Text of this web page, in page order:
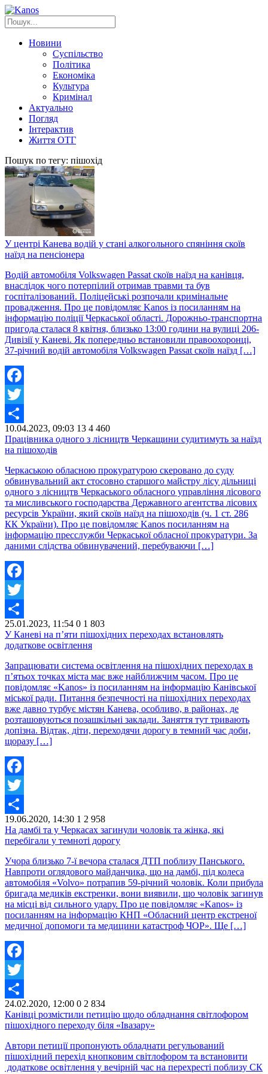
Новини
Суспільство
Політика
Економіка
Культура
Кримінал
Актуально
Погляд
Інтерактив
Життя ОТГ
Пошук по тегу: пішохід
У центрі Канева водій у стані алкогольного спяніння скоїв
наїзд на пенсіонера
Водій автомобіля Volkswagen Passat скоїв наїзд на канівця,
внаслідок чого потерпілий отримав травми та був
госпіталізований. Поліцейські розпочали кримінальне
провадження. Про це повідомляє Kanos із посиланням на
інформацію поліції Черкаської області. Дорожньо-транспортна
пригода сталася 8 квітня, близько 13:00 години на вулиці 206-
Дивізії у Каневі. Як попередньо встановили правоохоронці,
37-річний водій автомобіля Volkswagen Passat скоїв наїзд […]
Facebook
Twitter
Share
10.04.2023, 09:03 13 4 460
Працівника одного з лісництв Черкащини судитимуть за наїзд
на пішоходів
Черкаською обласною прокуратурою скеровано до суду
обвинувальний акт стосовно старшого майстру лісу дільниці
одного з лісництв Черкаського обласного управління лісового
та мисливського господарства Державного агентства лісових
ресурсів України, який скоїв наїзд на пішоходів (ч. 1 ст. 286
КК України). Про це повідомляє Kanos посиланням на
інформацію пресслужби Черкаської обласної прокуратури. За
даними слідства обвинувачений, перебуваючи […]
Facebook
Twitter
Share
25.01.2023, 11:54 0 1 803
У Каневі на п’яти пішохідних переходах встановлять
додаткове освітлення
Запрацювати система освітлення на пішохідних переходах в
п’ятьох точках міста має вже найближчим часом. Про це
повідомляє «Kanos» із посиланням на інформацію Канівської
міської ради. Питання безпечності на пішохідних переходах
вже давно турбує містян Канева, особливо, в районах, де
розташовуються позашкільні заклади. Заняття тут тривають
допізна. Відтак, діти, переходячи дорогу в темний час доби,
щоразу […]
Facebook
Twitter
Share
19.06.2020, 14:30 1 2 958
На дамбі та у Черкасах загинули чоловік та жінка, які
перебігали у темноті дорогу
Учора близько 7-ї вечора сталася ДТП поблизу Панського.
Навпроти оглядового майданчика, що на дамбі, під колеса
автомобіля «Volvo» потрапив 59-річний чоловік. Коли прибула
бригада медиків екстренки, вони виявили, що чоловік загинув
на місці від сильного удару. Про це повідомляє «Kanos» із
посиланням на інформацію КНП «Обласний центр екстреної
медичної допомоги та медицини катастроф ЧОР». Ще […]
Facebook
Twitter
Share
24.02.2020, 12:00 0 2 834
Канівці розмістили петицію щодо обладнання світлофором
пішохідного переходу біля «Івазару»
Автори петиції пропонують обладнати регульований
пішохідний перехід кнопковим світлофором та встановити
додаткове освітлення у вечірній час на перехресті поблизу СК